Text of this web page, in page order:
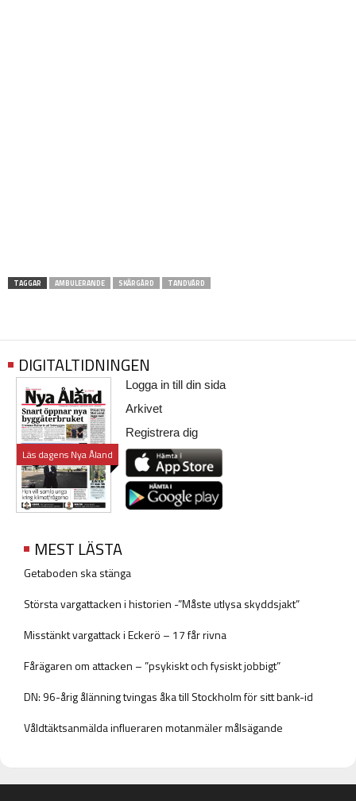
TAGGAR AMBULERANDE SKÄRGÅRD TANDVÅRD
DIGITALTIDNINGEN
Läs dagens Nya Åland
Logga in till din sida
Arkivet
Registrera dig
MEST LÄSTA
Getaboden ska stänga
Största vargattacken i historien -”Måste utlysa skyddsjakt”
Misstänkt vargattack i Eckerö – 17 får rivna
Fårägaren om attacken – ”psykiskt och fysiskt jobbigt”
DN: 96-årig ålänning tvingas åka till Stockholm för sitt bank-id
Våldtäktsanmälda influeraren motanmäler målsägande